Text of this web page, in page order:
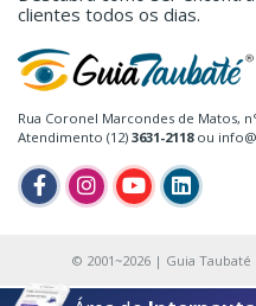
Rua Coronel Marcondes de Matos,
Atendimento (12) 3631-2118ou
clientes todos os dias.
© 2001~2026 | Guia